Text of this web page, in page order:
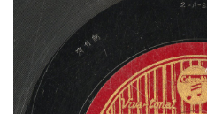
SPレコード
資料番号：SPH1290000807A